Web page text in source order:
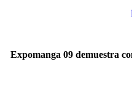
Expomanga 09 demuestra